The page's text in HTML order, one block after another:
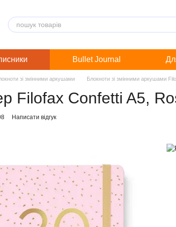
Bullet Journal
зі змінними аркушами Блокноти зі змінними аркушами
Filofax Confetti A5,
Написати відгук